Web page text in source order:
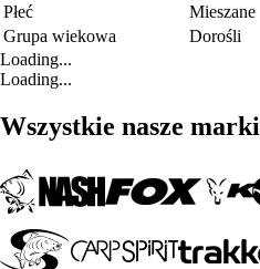
Płeć
Mieszane
Grupa wiekowa
Dorośli
Loading...
Loading...
Wszystkie nasze marki